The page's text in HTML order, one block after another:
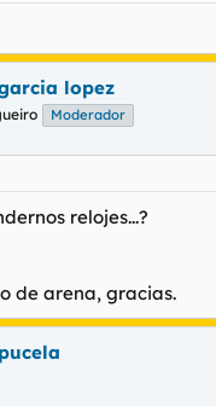
lopez
Moderador
relojes...?
de arena, gracias.